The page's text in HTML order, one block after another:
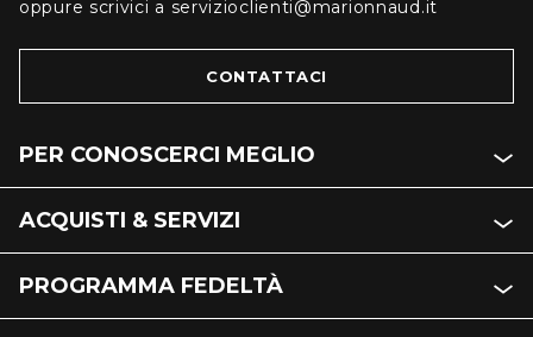
oppure scrivici a servizioclienti@marionnaud.it
CONTATTACI
PER CONOSCERCI MEGLIO
ACQUISTI & SERVIZI
PROGRAMMA FEDELTÀ